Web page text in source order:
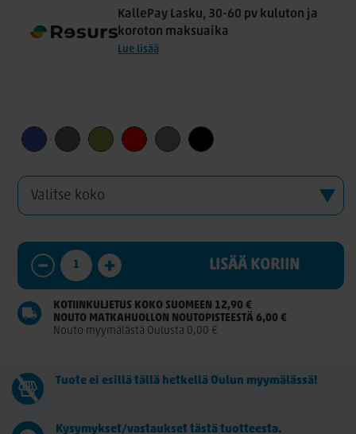
KallePay Lasku, 30-60 pv kuluton ja
koroton maksuaika
Lue lisää
LISÄÄ KORIIN
KOTIINKULJETUS KOKO SUOMEEN 12,90 €
NOUTO MATKAHUOLLON NOUTOPISTEESTÄ 6,00 €
Nouto myymälästä Oulusta 0,00 €
Tuote ei esillä tällä hetkellä Oulun myymälässä!
Kysymykset/vastaukset tästä tuotteesta.